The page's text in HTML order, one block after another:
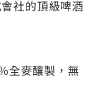
社的頂級啤酒
全麥釀製，無